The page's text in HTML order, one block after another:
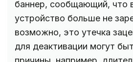
баннер, сообщающий, что
устройство больше не
возможно, это утечка
для деактивации могут